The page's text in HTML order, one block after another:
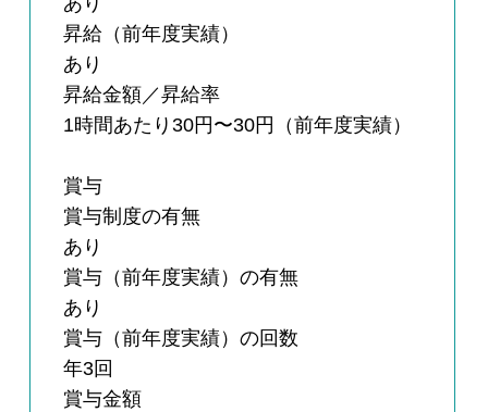
昇給（前年度実績）
あり
昇給金額／昇給率
1時間あたり30円〜30円（前年度実績）
賞与
賞与制度の有無
あり
賞与（前年度実績）の有無
あり
賞与（前年度実績）の回数
年3回
賞与金額